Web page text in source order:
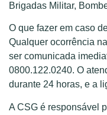
Brigadas Militar,
O que fazer em caso
Qualquer ocorrência
ser comunicada
0800.122.0240. O
durante 24 horas, e a
A CSG é responsável